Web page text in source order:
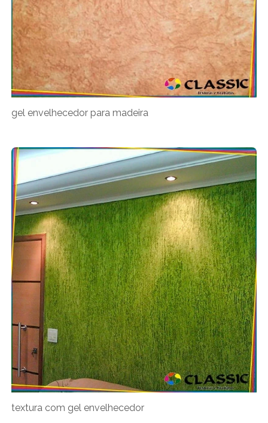
gel envelhecedor para madeira
textura com gel envelhecedor